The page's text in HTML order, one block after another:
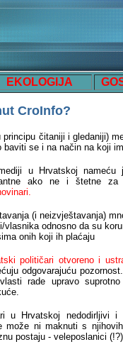
EKOLOGIJA
CroInfo?
principu čitaniji i gledaniji)
baviti se i na način na koji
u Hrvatskoj
ako ne i štetne za
(i neizvještavanja)
vlasnika odnosno da su
onih koji ih plaćaju
političari otvoreno i
ćujuodgovarajuću
rade upravo
u Hrvatskoj nedodirljivi i
može ni maknuti s
postaju - veleposlanici (!?)